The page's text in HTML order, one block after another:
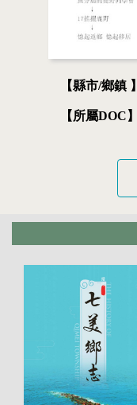
【縣市/鄉鎮 】
【所屬DOC】